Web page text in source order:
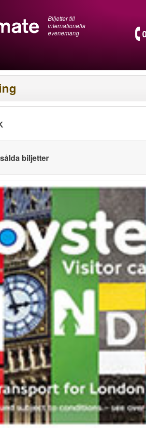
Biljetter till
internationella
evenemang
biljetter